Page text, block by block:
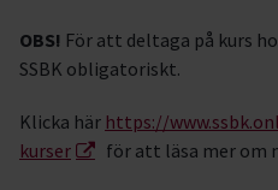
OBS! För att deltaga på kurs
SSBK obligatoriskt.
Klicka här https://
kurser
för att läsa mer om